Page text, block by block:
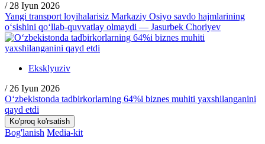
/ 28 Iyun 2026
Yangi transport loyihalarisiz Markaziy Osiyo savdo hajmlarining
o‘sishini qo‘llab-quvvatlay olmaydi — Jasurbek Choriyev
Eksklyuziv
/ 26 Iyun 2026
O‘zbekistonda tadbirkorlarning 64%i biznes muhiti yaxshilanganini
qayd etdi
Ko'proq ko'rsatish
Bog'lanish Media-kit